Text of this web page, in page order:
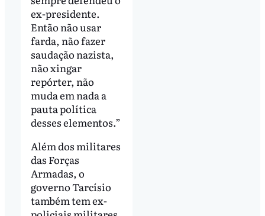
ex-presidente.
Então não usar
farda, não fazer
saudação nazista,
não xingar
repórter, não
muda em nada a
pauta política
desses elementos.”
Além dos militares
das Forças
Armadas, o
governo Tarcísio
também tem ex-